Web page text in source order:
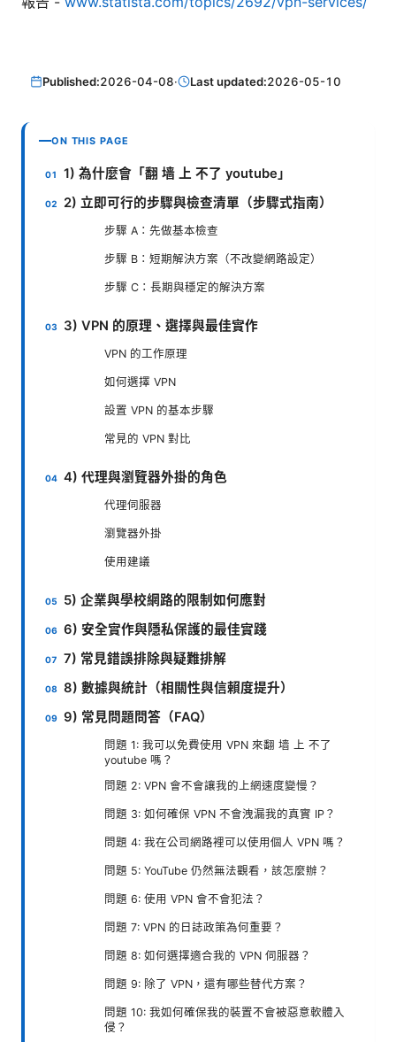
Published:2026-04-08· Last updated:2026-05-10
ON THIS PAGE
1) 為什麼會「翻 墙 上 不了 youtube」
2) 立即可行的步驟與檢查清單（步驟式指南）
步驟 A：先做基本檢查
步驟 B：短期解決方案（不改變網路設定）
步驟 C：長期與穩定的解決方案
3) VPN 的原理、選擇與最佳實作
VPN 的工作原理
如何選擇 VPN
設置 VPN 的基本步驟
常見的 VPN 對比
4) 代理與瀏覽器外掛的角色
代理伺服器
瀏覽器外掛
使用建議
5) 企業與學校網路的限制如何應對
6) 安全實作與隱私保護的最佳實踐
7) 常見錯誤排除與疑難排解
8) 數據與統計（相關性與信賴度提升）
9) 常見問題問答（FAQ）
問題 1: 我可以免費使用 VPN 來翻 墙 上 不了
youtube 嗎？
問題 2: VPN 會不會讓我的上網速度變慢？
問題 3: 如何確保 VPN 不會洩漏我的真實 IP？
問題 4: 我在公司網路裡可以使用個人 VPN 嗎？
問題 5: YouTube 仍然無法觀看，該怎麼辦？
問題 6: 使用 VPN 會不會犯法？
問題 7: VPN 的日誌政策為何重要？
問題 8: 如何選擇適合我的 VPN 伺服器？
問題 9: 除了 VPN，還有哪些替代方案？
問題 10: 我如何確保我的裝置不會被惡意軟體入
侵？